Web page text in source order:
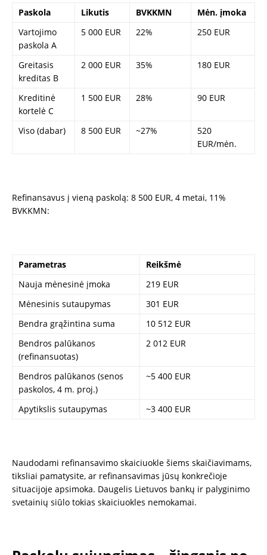
Paskola Likutis BVKKMN
Mėn. įmoka
Vartojimo
paskola A
5 000 EUR 22% 250 EUR
Greitasis
kreditas B
2 000 EUR 35% 180 EUR
Kreditinė
kortelė C
1 500 EUR 28% 90 EUR
Viso (dabar) 8 500 EUR ~27%
520
EUR/mėn.
Refinansavus į vieną paskolą: 8 500 EUR, 4 metai, 11%
BVKKMN:
Parametras
Reikšmė
Nauja mėnesinė įmoka
219 EUR
Mėnesinis sutaupymas
301 EUR
Bendra grąžintina suma
10 512 EUR
Bendros palūkanos
(refinansuotas)
2 012 EUR
Bendros palūkanos (senos
paskolos, 4 m. proj.)
~5 400 EUR
Apytikslis sutaupymas ~3 400 EUR
Naudodami refinansavimo skaiciuokle šiems skaičiavimams,
tiksliai pamatysite, ar refinansavimas jūsų konkrečioje
situacijoje apsimoka. Daugelis Lietuvos bankų ir palyginimo
svetainių siūlo tokias skaiciuokles nemokamai.